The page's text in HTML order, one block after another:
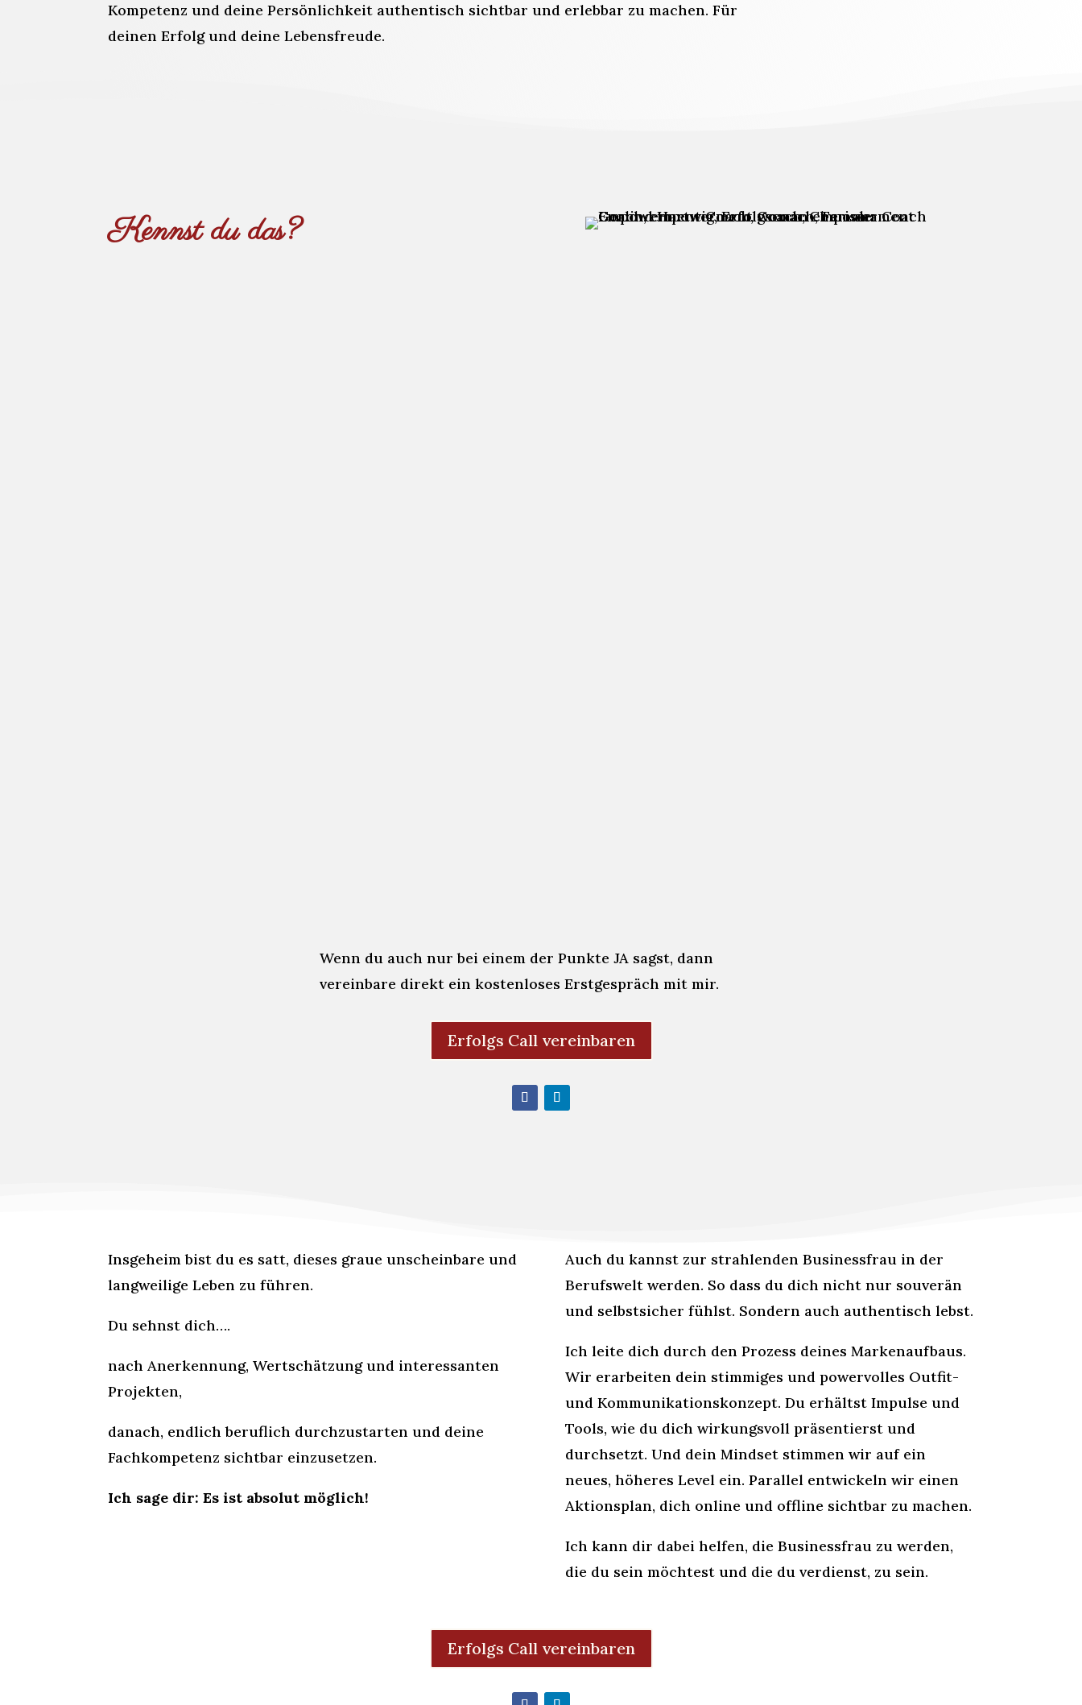
Kompetenz und deine Persönlichkeit authentisch sichtbar und erlebbar zu machen. Für
deinen Erfolg und deine Lebensfreude.
Kennst du das?
Wenn du auch nur bei einem der Punkte JA sagst, dann
vereinbare direkt ein kostenloses Erstgespräch mit mir.
Erfolgs Call vereinbaren
Insgeheim bist du es satt, dieses graue unscheinbare und
langweilige Leben zu führen.
Du sehnst dich….
nach Anerkennung, Wertschätzung und interessanten
Projekten,
danach, endlich beruflich durchzustarten und deine
Fachkompetenz sichtbar einzusetzen.
Ich sage dir: Es ist absolut möglich!
Auch du kannst zur strahlenden Businessfrau in der
Berufswelt werden. So dass du dich nicht nur souverän
und selbstsicher fühlst. Sondern auch authentisch lebst.
Ich leite dich durch den Prozess deines Markenaufbaus.
Wir erarbeiten dein stimmiges und powervolles Outfit-
und Kommunikationskonzept. Du erhältst Impulse und
Tools, wie du dich wirkungsvoll präsentierst und
durchsetzt. Und dein Mindset stimmen wir auf ein
neues, höheres Level ein. Parallel entwickeln wir einen
Aktionsplan, dich online und offline sichtbar zu machen.
Ich kann dir dabei helfen, die Businessfrau zu werden,
die du sein möchtest und die du verdienst, zu sein.
Erfolgs Call vereinbaren